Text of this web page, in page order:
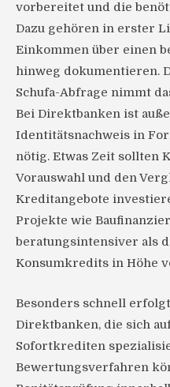
vorbereitet und die
Dazu gehören in erster
Einkommen über einen
hinweg dokumentieren.
Schufa-Abfrage nimmt
Bei Direktbanken ist
Identitätsnachweis in
nötig. Etwas Zeit sollten
Vorauswahl und den
Kreditangebote
Projekte wie
beratungsintensiver als
Konsumkredits in Höhe
Besonders schnell
Direktbanken, die sich
Sofortkrediten
Bewertungsverfahren